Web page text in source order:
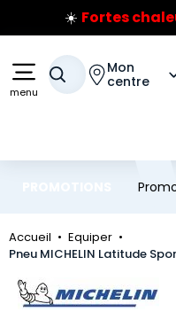
Aller au contenu
Aller à la navigation
☀️ Fortes
Prix coûtant
🔥
Jusqu'à 120€
menu
Votre recherche
Mon
centre
Accueil
Equiper
Pneu MICHELIN Latitude
Marque